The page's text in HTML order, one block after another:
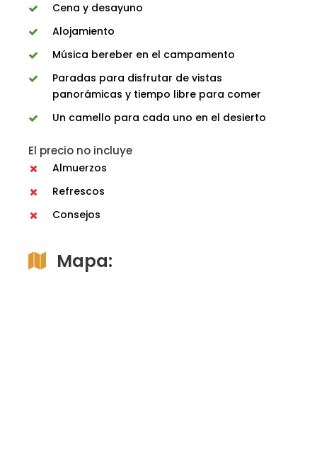
Cena y desayuno
Alojamiento
Música bereber en el campamento
Paradas para disfrutar de vistas
panorámicas y tiempo libre para comer
Un camello para cada uno en el desierto
El precio no incluye
Almuerzos
Refrescos
Consejos
Mapa: